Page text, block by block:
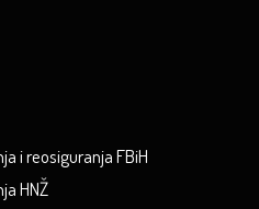
i reosiguranja FBiH
HNŽ